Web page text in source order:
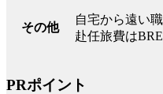
その他
自宅から遠い
赴任旅費は
PRポイント